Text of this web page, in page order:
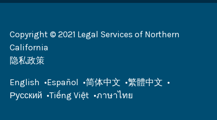
徽
标
Copyright © 2021 Legal Services of Northern
California
隐私政策
English Español 简体中文
繁體中文
Русский
Tiếng Việt ภาษาไทย